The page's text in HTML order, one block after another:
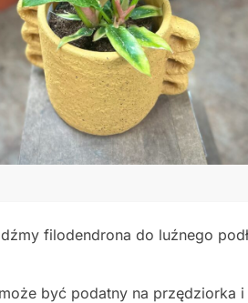
filodendrona do luźnego
być podatny na